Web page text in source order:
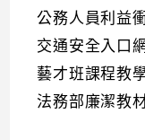
公務人員利益
交通安全入口網
藝才班課程教
法務部廉潔教